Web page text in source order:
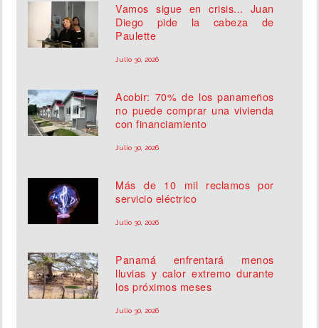
Vamos sigue en crisis... Juan
Diego pide la cabeza de
Paulette
Julio 30, 2026
Acobir: 70% de los panameños
no puede comprar una vivienda
con financiamiento
Julio 30, 2026
Más de 10 mil reclamos por
servicio eléctrico
Julio 30, 2026
Panamá enfrentará menos
lluvias y calor extremo durante
los próximos meses
Julio 30, 2026